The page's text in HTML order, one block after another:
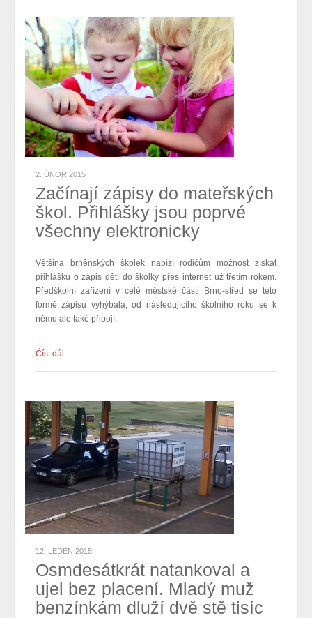
2. ÚNOR 2015
Začínají zápisy do mateřských
škol. Přihlášky jsou poprvé
všechny elektronicky
Většina brněnských školek nabízí rodičům možnost získat
přihlášku o zápis dětí do školky přes internet už třetím rokem.
Předškolní zařízení v celé městské části Brno-střed se této
formě zápisu vyhýbala, od následujícího školního roku se k
němu ale také připojí.
Číst dál...
12. LEDEN 2015
Osmdesátkrát natankoval a
ujel bez placení. Mladý muž
benzínkám dluží dvě stě tisíc